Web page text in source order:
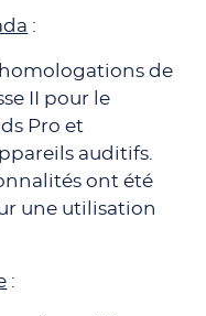
:
homologations de
II pour le
Pro et
auditifs.
ont été
une utilisation
: